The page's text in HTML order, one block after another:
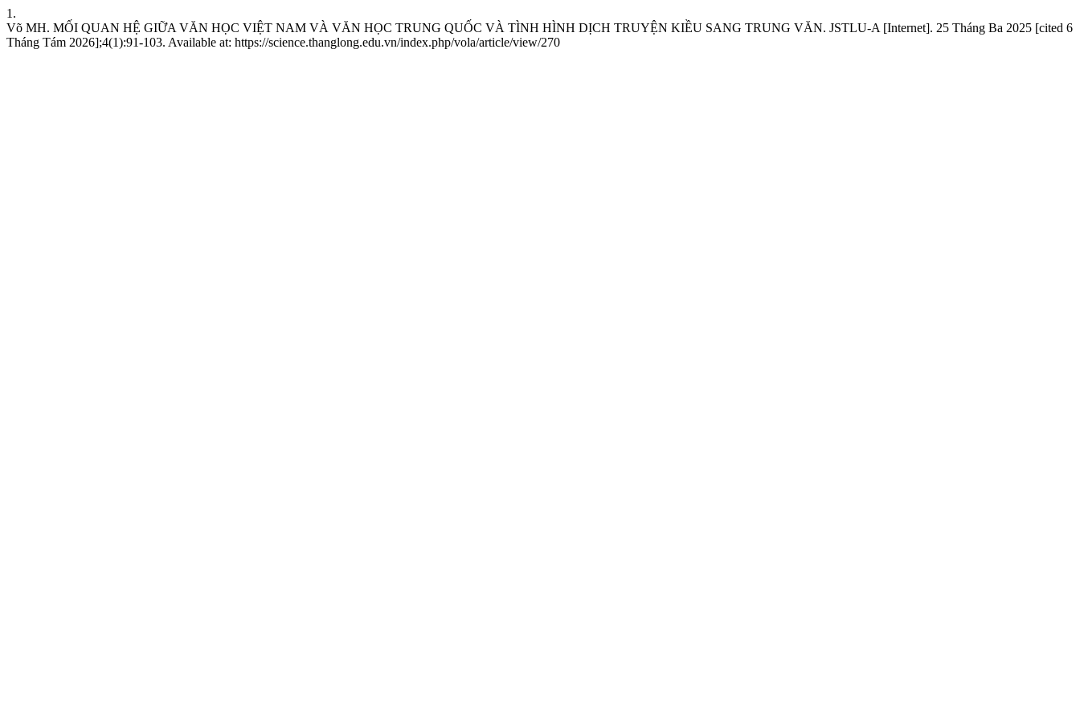
1.
Võ MH. MỐI QUAN HỆ GIỮA VĂN HỌC VIỆT NAM VÀ VĂN HỌC TRUNG QUỐC VÀ TÌNH HÌNH DỊCH TRUYỆN KIỀU SANG TRUNG VĂN. JSTLU-A [Internet]. 25 Tháng Ba 2025 [cited 6
Tháng Tám 2026];4(1):91-103. Available at: https://science.thanglong.edu.vn/index.php/vola/article/view/270